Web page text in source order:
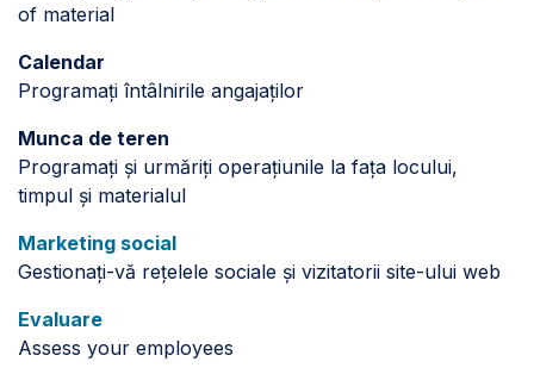
of material
Calendar
Programați întâlnirile angajaților
Munca de teren
Programați și urmăriți operațiunile la fața locului,
timpul și materialul
Marketing social
Gestionați-vă rețelele sociale și vizitatorii site-ului web
Evaluare
Assess your employees